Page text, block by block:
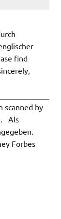
find
scanned by
Als
Forbes